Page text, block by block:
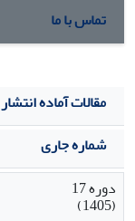
تماس با ما
مقالات آماده انتشار
شماره جاری
دوره 17
(1405)